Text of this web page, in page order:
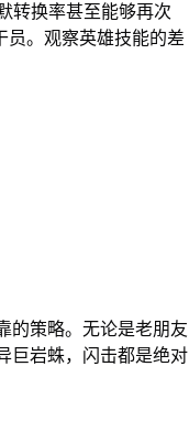
转换率甚至能够再次
员。观察英雄技能的差
的策略。无论是老朋友
巨岩蛛，闪击都是绝对